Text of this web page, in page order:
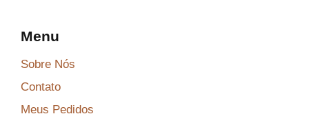
Menu
Sobre Nós
Contato
Meus Pedidos